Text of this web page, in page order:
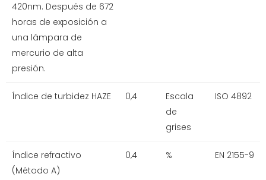
420nm. Después de 672
horas de exposición a
una lámpara de
mercurio de alta
presión.
Índice de turbidez HAZE 0,4
Escala
de
grises
ISO 4892
Índice refractivo
(Método A)
0,4 % EN 2155-9